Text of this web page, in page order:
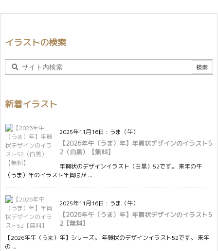
イラストの検索
新着イラスト
2025年11月16日 : うま（午）
【2026年午（うま）年】年賀状デザインのイラスト5
2（白黒）【無料】
年賀状のデザインイラスト（白黒）52です。 来年の午
（うま）年のイラスト年賀はが ...
2025年11月16日 : うま（午）
【2026年午（うま）年】年賀状デザインのイラスト5
2【無料】
【2026年午（うま）年】シリーズ。 年賀状のデザインイラスト52です。 来年
の ...